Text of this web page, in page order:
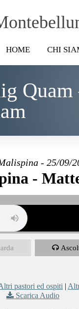
HOME CHI
- 25/09/
-
pastori ed ospiti |
Scarica Audio